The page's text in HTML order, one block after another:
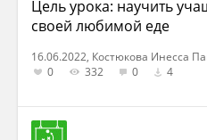
Цель урока: научить
своей любимой еде
16.06.2022, Костюкова Инесса
0
332 0 4